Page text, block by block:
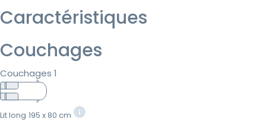
Caractéristiques
Couchages
Couchages 1
Lit long 195 x 80 cm